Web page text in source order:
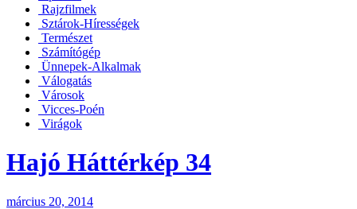
Rajzfilmek
Sztárok-Hírességek
Természet
Számítógép
Ünnepek-Alkalmak
Válogatás
Városok
Vicces-Poén
Virágok
Hajó Háttérkép 34
március 20, 2014